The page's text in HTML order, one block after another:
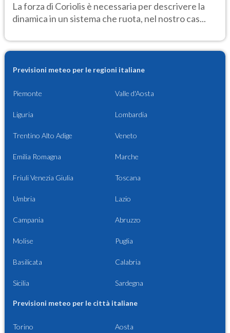
La forza di Coriolis è necessaria per descrivere la
dinamica in un sistema che ruota, nel nostro cas...
Previsioni meteo per le regioni italiane
Piemonte Valle d'Aosta
Liguria Lombardia
Trentino Alto Adige Veneto
Emilia Romagna Marche
Friuli Venezia Giulia Toscana
Umbria Lazio
Campania Abruzzo
Molise Puglia
Basilicata Calabria
Sicilia Sardegna
Previsioni meteo per le città italiane
Torino Aosta